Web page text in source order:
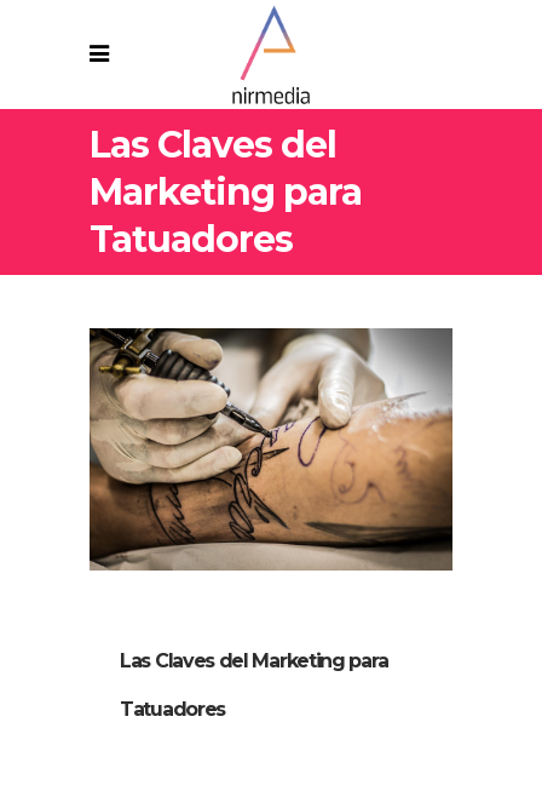
Las Claves del
Marketing para
Tatuadores
Las Claves del Marketing para
Tatuadores